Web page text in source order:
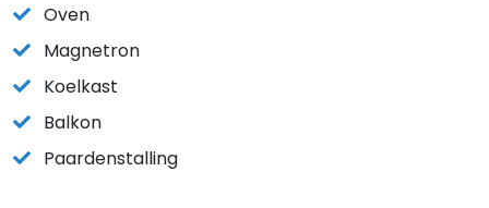
Oven
Magnetron
Koelkast
Balkon
Paardenstalling